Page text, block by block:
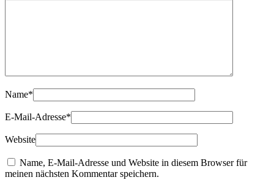
Name*
E-Mail-Adresse*
Website
Name, E-Mail-Adresse und Website in diesem Browser für
meinen nächsten Kommentar speichern.